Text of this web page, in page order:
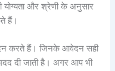
योग्यता और श्रेणी के अनुसार
हैं।
करते हैं। जिनके आवेदन सही
दी जाती है। अगर आप भी